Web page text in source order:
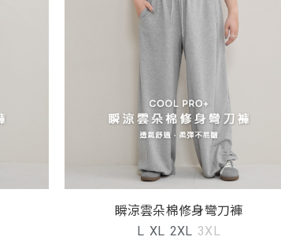
瞬涼雲朵棉修身彎刀褲
L XL 2XL 3XL